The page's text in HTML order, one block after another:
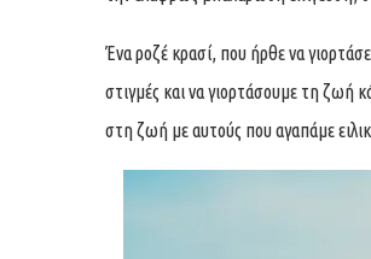
Ένα ροζέ κρασί, που ήρθε να
στιγμές και να γιορτάσουμε τη ζωή
στη ζωή με αυτούς που αγαπάμε